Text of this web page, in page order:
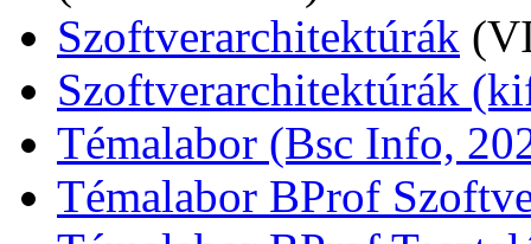
Szoftverarchitektúrák
Szoftverarchitektúrák
Témalabor (Bsc Info,
Témalabor BProf